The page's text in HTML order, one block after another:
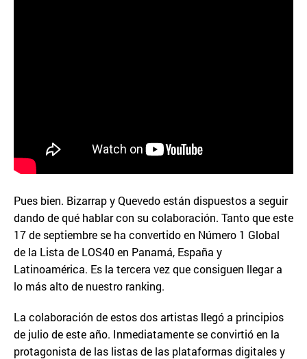
Pues bien. Bizarrap y Quevedo están dispuestos a seguir
dando de qué hablar con su colaboración. Tanto que este
17 de septiembre se ha convertido en Número 1 Global
de la Lista de LOS40 en Panamá, España y
Latinoamérica. Es la tercera vez que consiguen llegar a
lo más alto de nuestro ranking.
La colaboración de estos dos artistas llegó a principios
de julio de este año. Inmediatamente se convirtió en la
protagonista de las listas de las plataformas digitales y